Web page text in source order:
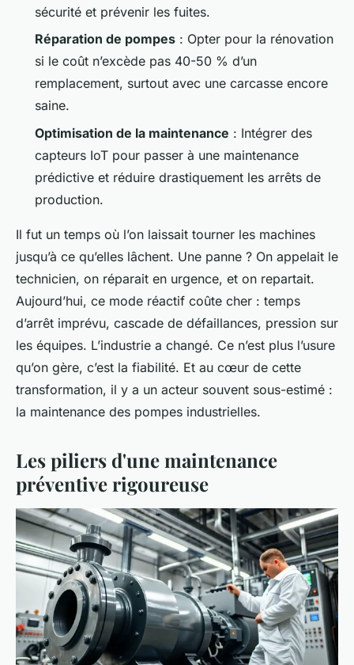
sécurité et prévenir les fuites.
Réparation de pompes : Opter pour la rénovation
si le coût n’excède pas 40-50 % d’un
remplacement, surtout avec une carcasse encore
saine.
Optimisation de la maintenance : Intégrer des
capteurs IoT pour passer à une maintenance
prédictive et réduire drastiquement les arrêts de
production.
Il fut un temps où l’on laissait tourner les machines
jusqu’à ce qu’elles lâchent. Une panne ? On appelait le
technicien, on réparait en urgence, et on repartait.
Aujourd’hui, ce mode réactif coûte cher : temps
d’arrêt imprévu, cascade de défaillances, pression sur
les équipes. L’industrie a changé. Ce n’est plus l’usure
qu’on gère, c’est la fiabilité. Et au cœur de cette
transformation, il y a un acteur souvent sous-estimé :
la maintenance des pompes industrielles.
Les piliers d'une maintenance
préventive rigoureuse